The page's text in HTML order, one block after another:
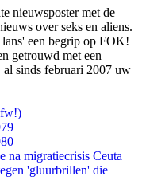
nieuwsposter met de
over seks en aliens.
een begrip op FOK!
getrouwd met een
sinds februari 2007 uw
na migratiecrisis Ceuta
'gluurbrillen' die